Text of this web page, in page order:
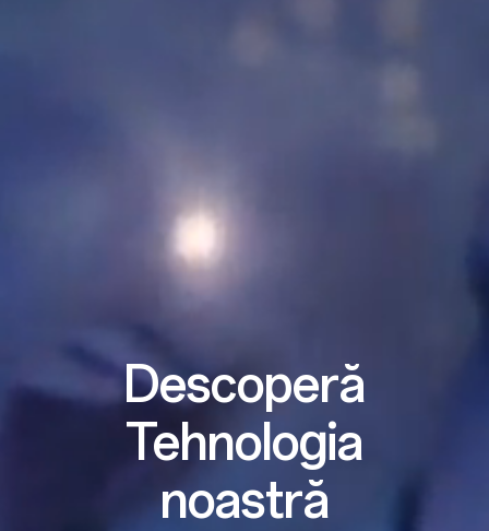
Descoperă
Tehnologia
noastră